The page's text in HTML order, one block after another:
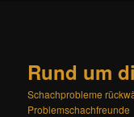
Rund um
Schachprobleme
Problemschachfreunde